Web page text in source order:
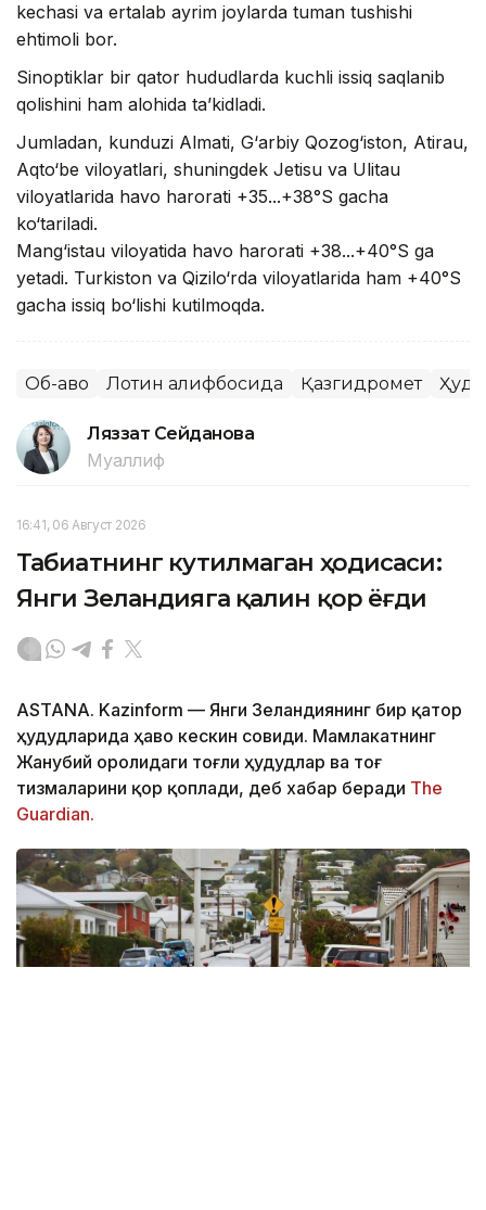
kechasi va ertalab ayrim joylarda tuman tushishi
ehtimoli bor.
Sinoptiklar bir qator hududlarda kuchli issiq saqlanib
qolishini ham alohida ta’kidladi.
Jumladan, kunduzi Almati, G‘arbiy Qozog‘iston, Atirau,
Aqto‘be viloyatlari, shuningdek Jetisu va Ulitau
viloyatlarida havo harorati +35...+38°S gacha
ko‘tariladi.
Mang‘istau viloyatida havo harorati +38...+40°S ga
yetadi. Turkiston va Qizilo‘rda viloyatlarida ham +40°S
gacha issiq bo‘lishi kutilmoqda.
Об-ҳаво Лотин алифбосида Қазгидромет
Ляззат Сейданова
Муаллиф
16:41, 06 Август 2026
Табиатнинг кутилмаган ҳодисаси:
Янги Зеландияга қалин қор ёғди
ASTANA. Kazinform — Янги Зеландиянинг бир қатор
ҳудудларида ҳаво кескин совиди. Мамлакатнинг
Жанубий оролидаги тоғли ҳудудлар ва тоғ
тизмаларини қор қоплади, деб хабар беради The
Guardian.